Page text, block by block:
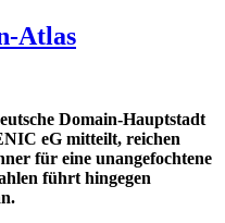
Atlas
Domain-Hauptstadt
eG mitteilt, reichen
für eine unangefochtene
führt hingegen